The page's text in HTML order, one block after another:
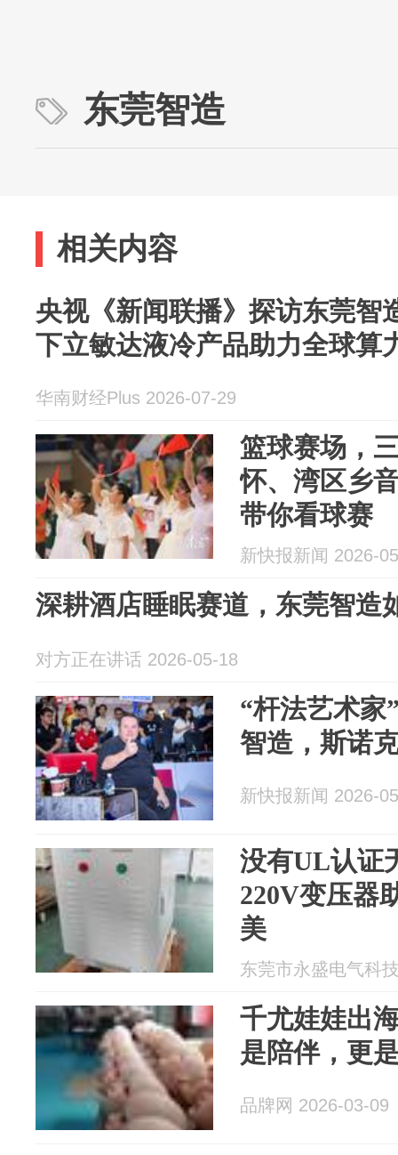
东莞智造
相关内容
央视《新闻联播》探访东莞智
下立敏达液冷产品助力全球算
华南财经Plus 2026-07-29
篮球赛场，
怀、湾区乡
带你看球赛
新快报新闻 2026-
深耕酒店睡眠赛道，东莞智造
对方正在讲话 2026-05-18
“杆法艺术家
智造，斯诺
新快报新闻 2026-
没有UL认证
220V变压器
美
东莞市永盛电气科
千尤娃娃出
是陪伴，更
品牌网 2026-03-09